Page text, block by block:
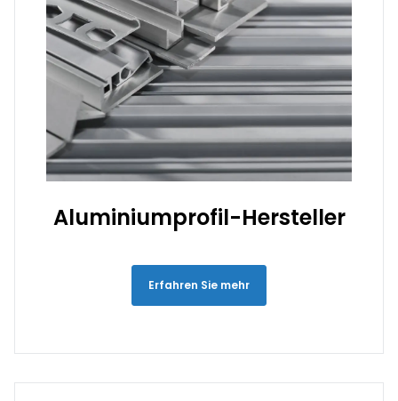
Aluminiumprofil-Hersteller
Erfahren Sie mehr